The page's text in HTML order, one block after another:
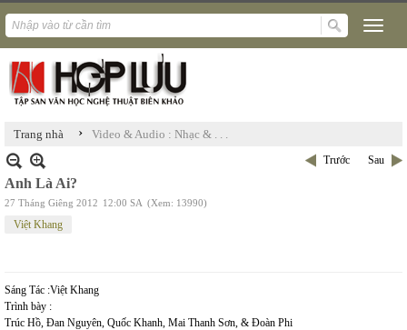
Trang nhà › Video & Audio : Nhạc & . . .
Trước Sau
Anh Là Ai?
27 Tháng Giêng 2012 12:00 SA (Xem: 13990)
Việt Khang
Sáng Tác :Việt Khang
Trình bày :
Trúc Hồ, Đan Nguyên, Quốc Khanh, Mai Thanh Sơn, & Đoàn Phi